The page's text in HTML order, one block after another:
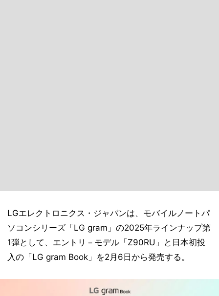
LGエレクトロニクス・ジャパンは、モバイルノートパ
ソコンシリーズ「LG gram」の2025年ラインナップ第
1弾として、エントリ－モデル「Z90RU」と日本初投
入の「LG gram Book」を2月6日から発売する。